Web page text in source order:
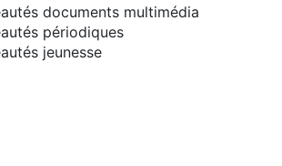
documents multimédia
périodiques
jeunesse